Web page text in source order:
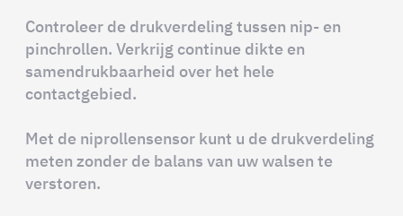
Controleer de drukverdeling tussen nip- en
pinchrollen. Verkrijg continue dikte en
samendrukbaarheid over het hele
contactgebied.
Met de niprollensensor kunt u de drukverdeling
meten zonder de balans van uw walsen te
verstoren.